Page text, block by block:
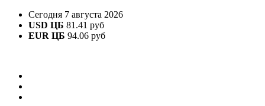
Сегодня 7 августа 2026
USD ЦБ 81.41 руб
EUR ЦБ 94.06 руб